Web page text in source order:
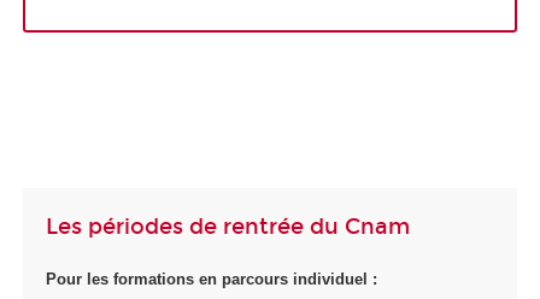
Les périodes de rentrée du Cnam
Pour les formations en parcours individuel :